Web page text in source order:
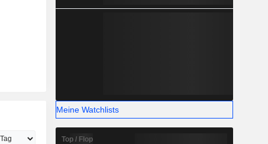
Meine Watchlists
Top / Flop